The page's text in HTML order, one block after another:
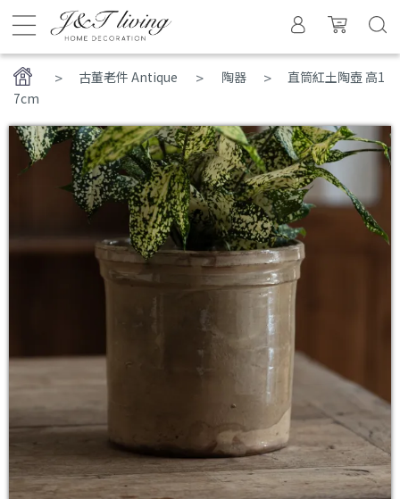
古董老件 Antique > 陶器
直筒紅土陶壺 高1
7cm